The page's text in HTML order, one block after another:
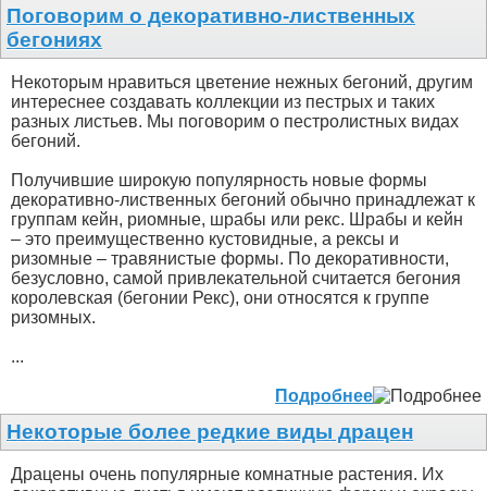
Поговорим о декоративно-лиственных
бегониях
Некоторым нравиться цветение нежных бегоний, другим
интереснее создавать коллекции из пестрых и таких
разных листьев. Мы поговорим о пестролистных видах
бегоний.
Получившие широкую популярность новые формы
декоративно-лиственных бегоний обычно принадлежат к
группам кейн, риомные, шрабы или рекс. Шрабы и кейн
– это преимущественно кустовидные, а рексы и
ризомные – травянистые формы. По декоративности,
безусловно, самой привлекательной считается бегония
королевская (бегонии Рекс), они относятся к группе
ризомных.
...
Подробнее
Некоторые более редкие виды драцен
Драцены очень популярные комнатные растения. Их